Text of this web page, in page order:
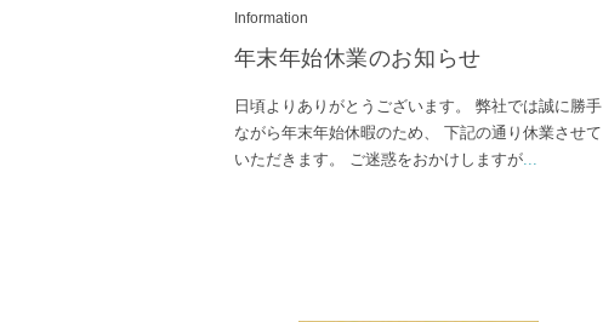
Information
年末年始休業のお知らせ
日頃よりありがとうございます。 弊社では誠に勝手
ながら年末年始休暇のため、 下記の通り休業させて
いただきます。 ご迷惑をおかけしますが...